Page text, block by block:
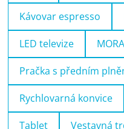
Kávovar espresso
LED televize MORA
Pračka s předním
Rychlovarná konvice
Tablet Vestavná